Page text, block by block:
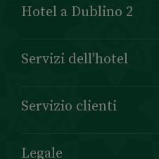
Hotel a Dublino 2
Servizi dell'hotel
Servizio clienti
Legale